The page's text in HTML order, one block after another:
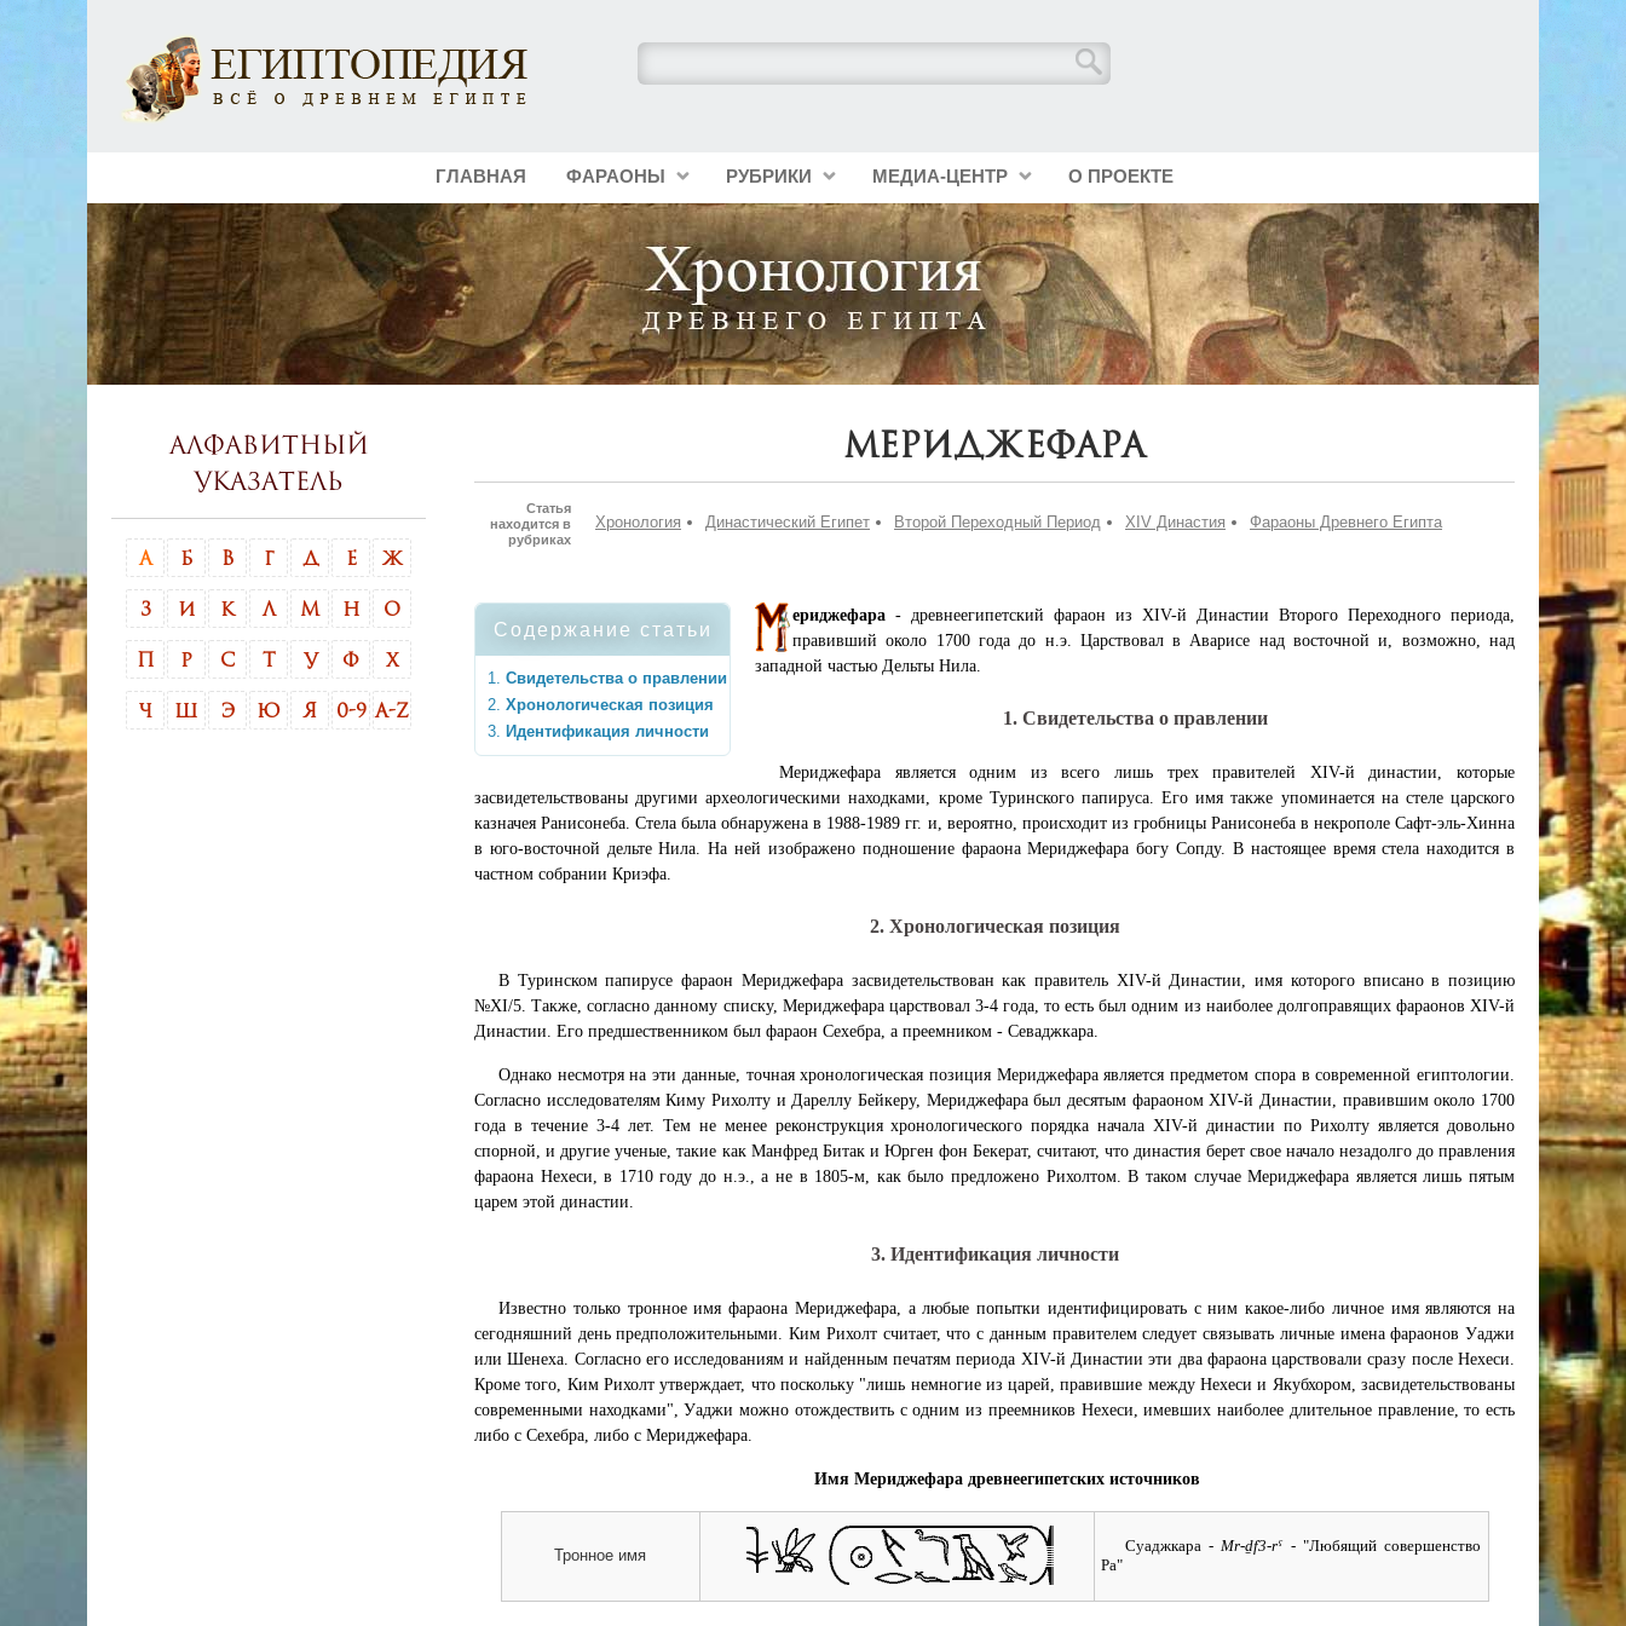
ГЛАВНАЯ ФАРАОНЫ РУБРИКИ МЕДИА-ЦЕНТР О ПРОЕКТЕ
Мериджефара
Статья
находится в
рубриках
Хронология Династический Египет Второй Переходный Период XIV Династия Фараоны Древнего Египта
Содержание статьи
Свидетельства о правлении
Хронологическая позиция
Идентификация личности
ериджефара - древнеегипетский фараон из XIV-й Династии Второго Переходного периода,
правивший около 1700 года до н.э. Царствовал в Аварисе над восточной и, возможно, над
западной частью Дельты Нила.
1. Свидетельства о правлении
Мериджефара является одним из всего лишь трех правителей XIV-й династии, которые
засвидетельствованы другими археологическими находками, кроме Туринского папируса. Его имя также упоминается на стеле царского
казначея Ранисонеба. Стела была обнаружена в 1988-1989 гг. и, вероятно, происходит из гробницы Ранисонеба в некрополе Сафт-эль-Хинна
в юго-восточной дельте Нила. На ней изображено подношение фараона Мериджефара богу Сопду. В настоящее время стела находится в
частном собрании Криэфа.
2. Хронологическая позиция
В Туринском папирусе фараон Мериджефара засвидетельствован как правитель XIV-й Династии, имя которого вписано в позицию
№XI/5. Также, согласно данному списку, Мериджефара царствовал 3-4 года, то есть был одним из наиболее долгоправящих фараонов XIV-й
Династии. Его предшественником был фараон Сехебра, а преемником - Севаджкара.
Однако несмотря на эти данные, точная хронологическая позиция Мериджефара является предметом спора в современной египтологии.
Согласно исследователям Киму Рихолту и Дареллу Бейкеру, Мериджефара был десятым фараоном XIV-й Династии, правившим около 1700
года в течение 3-4 лет. Тем не менее реконструкция хронологического порядка начала XIV-й династии по Рихолту является довольно
спорной, и другие ученые, такие как Манфред Битак и Юрген фон Бекерат, считают, что династия берет свое начало незадолго до правления
фараона Нехеси, в 1710 году до н.э., а не в 1805-м, как было предложено Рихолтом. В таком случае Мериджефара является лишь пятым
царем этой династии.
3. Идентификация личности
Известно только тронное имя фараона Мериджефара, а любые попытки идентифицировать с ним какое-либо личное имя являются на
сегодняшний день предположительными. Ким Рихолт считает, что с данным правителем следует связывать личные имена фараонов Уаджи
или Шенеха. Согласно его исследованиям и найденным печатям периода XIV-й Династии эти два фараона царствовали сразу после Нехеси.
Кроме того, Ким Рихолт утверждает, что поскольку "лишь немногие из царей, правившие между Нехеси и Якубхором, засвидетельствованы
современными находками", Уаджи можно отождествить с одним из преемников Нехеси, имевших наиболее длительное правление, то есть
либо с Сехебра, либо с Мериджефара.
Имя Мериджефара древнеегипетских источников
Тронное имя Суаджкара- Mr-ḏf3-rˁ - "Любящий совершенство
Ра"
Алфавитный
указатель
А Б В Г Д Е Ж
З И К Л М Н О
Р С Т У Ф Х
Ч Э Ю Я 0-9 A-Z